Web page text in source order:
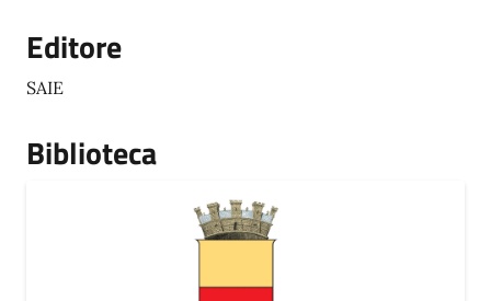
Editore
SAIE
Biblioteca